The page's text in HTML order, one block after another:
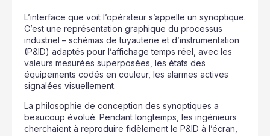
L’interface que voit l’opérateur s’appelle un synoptique.
C’est une représentation graphique du processus
industriel – schémas de tuyauterie et d’instrumentation
(P&ID) adaptés pour l’affichage temps réel, avec les
valeurs mesurées superposées, les états des
équipements codés en couleur, les alarmes actives
signalées visuellement.
La philosophie de conception des synoptiques a
beaucoup évolué. Pendant longtemps, les ingénieurs
cherchaient à reproduire fidèlement le P&ID à l’écran,